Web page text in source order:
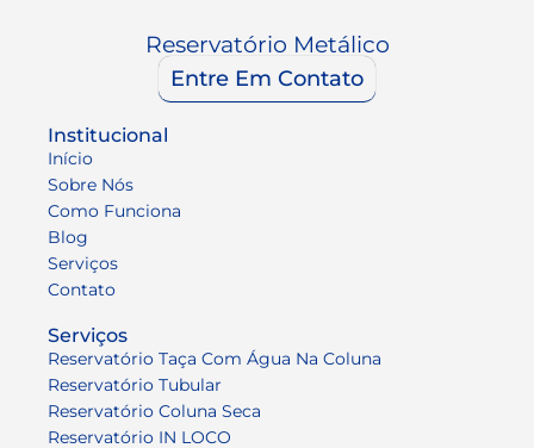
Reservatório Metálico
Entre Em Contato
Institucional
Início
Sobre Nós
Como Funciona
Blog
Serviços
Contato
Serviços
Reservatório Taça Com Água Na Coluna
Reservatório Tubular
Reservatório Coluna Seca
Reservatório IN LOCO